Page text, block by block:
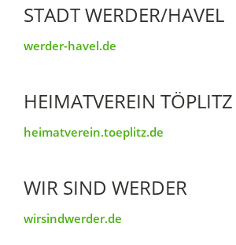
STADT WERDER/HAVEL
werder-havel.de
HEIMATVEREIN TÖPLITZ
heimatverein.toeplitz.de
WIR SIND WERDER
wirsindwerder.de